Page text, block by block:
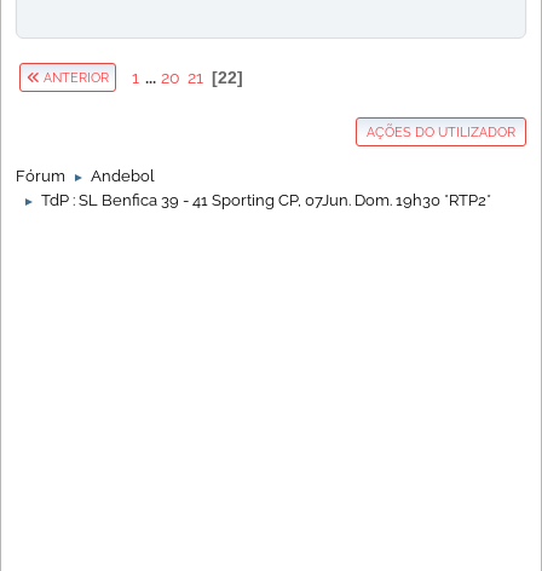
ANTERIOR 1 ... 20 21 22
AÇÕES DO UTILIZADOR
Fórum ► Andebol
► TdP : SL Benfica 39 - 41 Sporting CP, 07Jun. Dom. 19h30 *RTP2*